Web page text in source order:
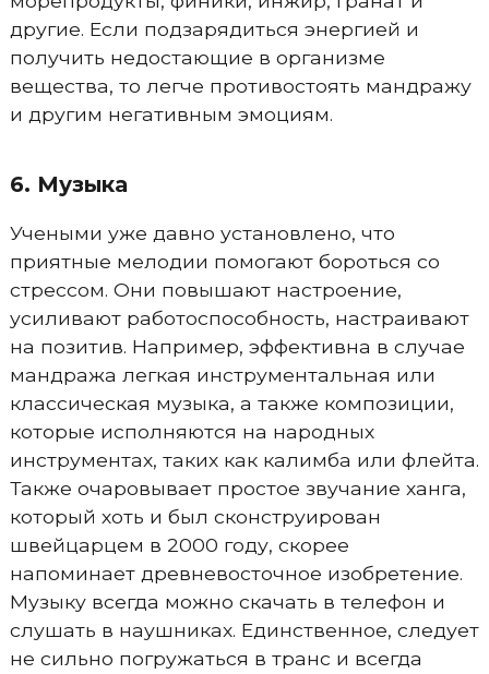
другие. Если подзарядиться энергией и
получить недостающие в организме
вещества, то легче противостоять мандражу
и другим негативным эмоциям.
6. Музыка
Учеными уже давно установлено, что
приятные мелодии помогают бороться со
стрессом. Они повышают настроение,
усиливают работоспособность, настраивают
на позитив. Например, эффективна в случае
мандража легкая инструментальная или
классическая музыка, а также композиции,
которые исполняются на народных
инструментах, таких как калимба или флейта.
Также очаровывает простое звучание ханга,
который хоть и был сконструирован
швейцарцем в 2000 году, скорее
напоминает древневосточное изобретение.
Музыку всегда можно скачать в телефон и
слушать в наушниках. Единственное, следует
не сильно погружаться в транс и всегда